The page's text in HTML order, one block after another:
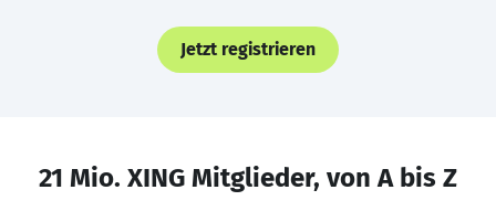
Jetzt registrieren
21 Mio. XING Mitglieder, von A bis Z